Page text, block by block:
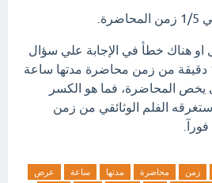
او هناك خطأ في الإجابة علي سؤال
إذا استغرق المحاضر 12 دقيقة من زمن محاضرة مدتها ساعة
المحاضرة، فما هو الكسر
الفلم الوثائقي من زمن
زمن محاضرة مدتها ساعة
عرض